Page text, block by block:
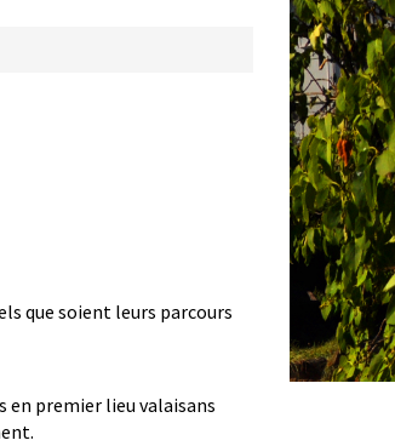
que soient leurs parcours
en premier lieu valaisans